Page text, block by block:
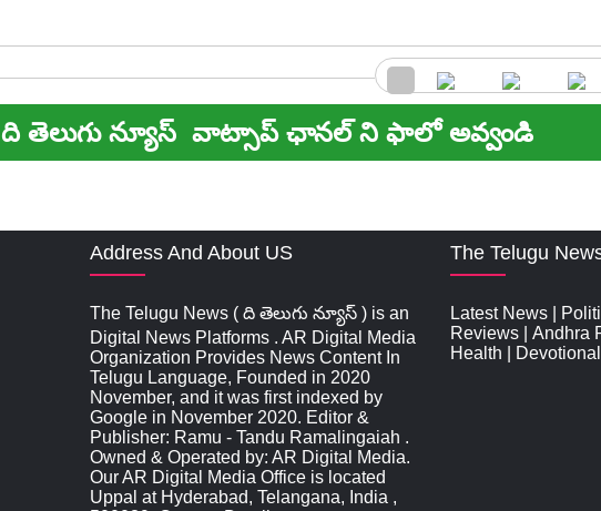
ది తెలుగు న్యూస్ వాట్సాప్ ఛానల్ ని ఫాలో అవ్వండి
Address And About US
The Telugu News ( ది తెలుగు న్యూస్‌ ) is an
Digital News Platforms . AR Digital Media
Organization Provides News Content In
Telugu Language, Founded in 2020
November, and it was first indexed by
Google in November 2020. Editor &
Publisher: Ramu - Tandu Ramalingaiah .
Owned & Operated by: AR Digital Media.
Our AR Digital Media Office is located
Uppal at Hyderabad, Telangana, India ,
The Telugu
Latest News
Reviews
Andhra
Health
Devotional